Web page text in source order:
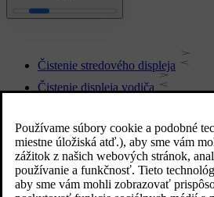
Čistenie stredového displeja
Čistenie displeja vodiča
Čistenie bezpečnostných pásov
Čistenie interiéru
Čistenie textilných podlahových a
Čistenie vnútorných plastových,